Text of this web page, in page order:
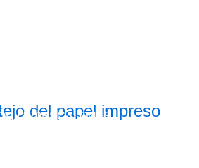
del papel impreso
/170ESCALONES